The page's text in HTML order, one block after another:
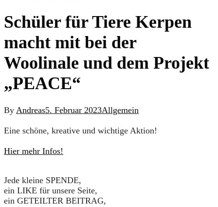
Schüler für Tiere Kerpen
macht mit bei der
Woolinale und dem Projekt
„PEACE“
By Andreas5. Februar 2023Allgemein
Eine schöne, kreative und wichtige Aktion!
Hier mehr Infos!
Jede kleine SPENDE,
ein LIKE für unsere Seite,
ein GETEILTER BEITRAG,